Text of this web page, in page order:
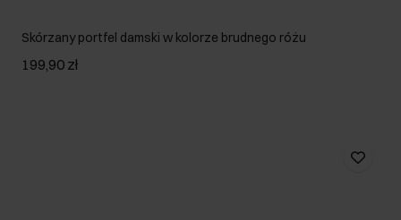
Skórzany portfel damski w kolorze brudnego różu
199,90 zł